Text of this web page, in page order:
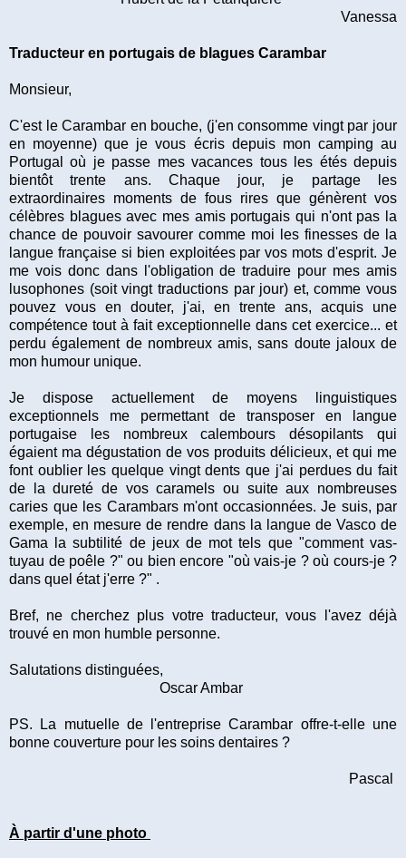
Vanessa
Traducteur en portugais de blagues Carambar
Monsieur,
C'est le Carambar en bouche, (j'en consomme vingt par jour
en moyenne) que je vous écris depuis mon camping au
Portugal où je passe mes vacances tous les étés depuis
bientôt trente ans. Chaque jour, je partage les
extraordinaires moments de fous rires que génèrent vos
célèbres blagues avec mes amis portugais qui n'ont pas la
chance de pouvoir savourer comme moi les finesses de la
langue française si bien exploitées par vos mots d'esprit. Je
me vois donc dans l'obligation de traduire pour mes amis
lusophones (soit vingt traductions par jour) et, comme vous
pouvez vous en douter, j'ai, en trente ans, acquis une
compétence tout à fait exceptionnelle dans cet exercice... et
perdu également de nombreux amis, sans doute jaloux de
mon humour unique.
Je dispose actuellement de moyens linguistiques
exceptionnels me permettant de transposer en langue
portugaise les nombreux calembours désopilants qui
égaient ma dégustation de vos produits délicieux, et qui me
font oublier les quelque vingt dents que j'ai perdues du fait
de la dureté de vos caramels ou suite aux nombreuses
caries que les Carambars m'ont occasionnées. Je suis, par
exemple, en mesure de rendre dans la langue de Vasco de
Gama la subtilité de jeux de mot tels que "comment vas-
tuyau de poêle ?" ou bien encore "où vais-je ? où cours-je ?
dans quel état j'erre ?" .
Bref, ne cherchez plus votre traducteur, vous l'avez déjà
trouvé en mon humble personne.
Salutations distinguées,
Oscar Ambar
PS. La mutuelle de l'entreprise Carambar offre-t-elle une
bonne couverture pour les soins dentaires ?
Pascal
À partir d'une photo